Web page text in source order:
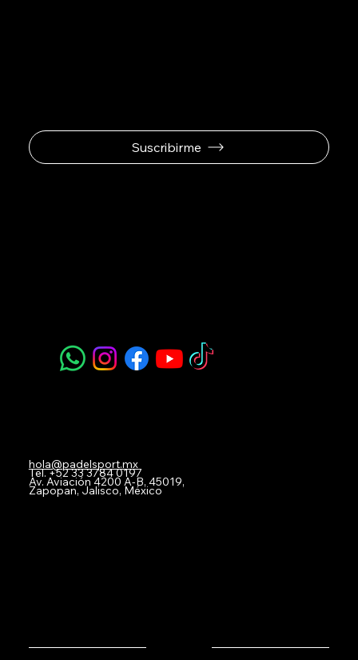
Suscribirme
hola@padelsport.mx
Tel.+52 33 3784 0197
Av. Aviación 4200 A-B, 45019,
Zapopan, Jalisco, México